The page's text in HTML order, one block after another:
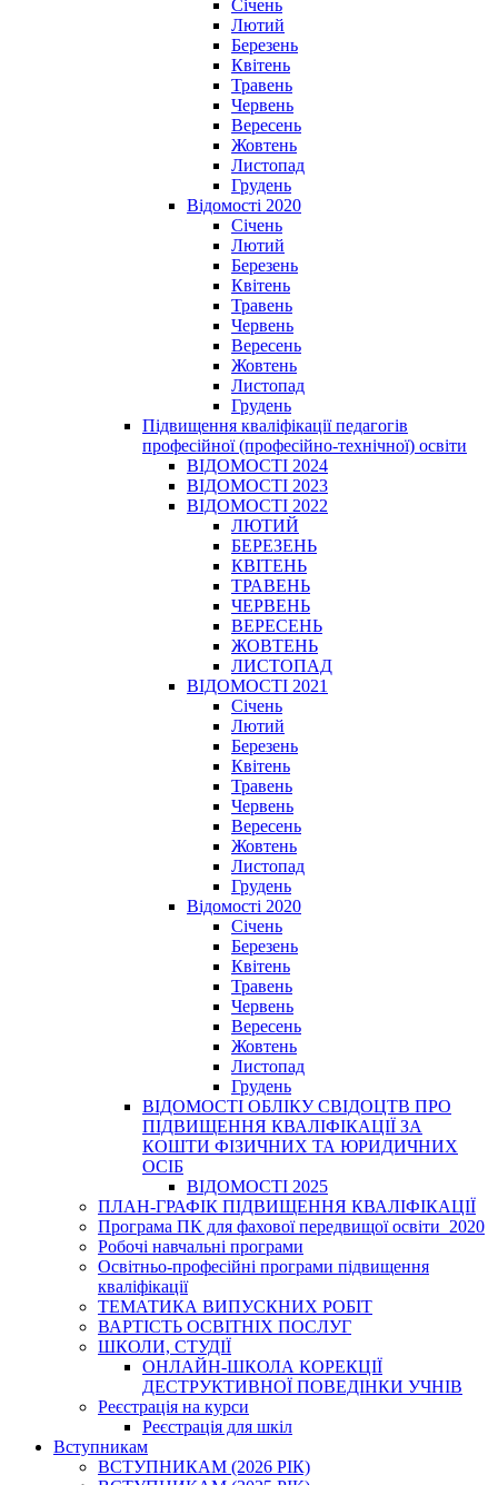
Січень
Лютий
Березень
Квітень
Травень
Червень
Вересень
Жовтень
Листопад
Грудень
Відомості 2020
Січень
Лютий
Березень
Квітень
Травень
Червень
Вересень
Жовтень
Листопад
Грудень
Підвищення кваліфікації педагогів
професійної (професійно-технічної) освіти
ВІДОМОСТІ 2024
ВІДОМОСТІ 2023
ВІДОМОСТІ 2022
ЛЮТИЙ
БЕРЕЗЕНЬ
КВІТЕНЬ
ТРАВЕНЬ
ЧЕРВЕНЬ
ВЕРЕСЕНЬ
ЖОВТЕНЬ
ЛИСТОПАД
ВІДОМОСТІ 2021
Січень
Лютий
Березень
Квітень
Травень
Червень
Вересень
Жовтень
Листопад
Грудень
Відомості 2020
Січень
Березень
Квітень
Травень
Червень
Вересень
Жовтень
Листопад
Грудень
ВІДОМОСТІ ОБЛІКУ СВІДОЦТВ ПРО
ПІДВИЩЕННЯ КВАЛІФІКАЦІЇ ЗА
КОШТИ ФІЗИЧНИХ ТА ЮРИДИЧНИХ
ОСІБ
ВІДОМОСТІ 2025
ПЛАН-ГРАФІК ПІДВИЩЕННЯ КВАЛІФІКАЦІЇ
Програма ПК для фахової передвищої освіти_2020
Робочі навчальні програми
Освітньо-професійні програми підвищення
кваліфікації
ТЕМАТИКА ВИПУСКНИХ РОБІТ
ВАРТІСТЬ ОСВІТНІХ ПОСЛУГ
ШКОЛИ, СТУДІЇ
ОНЛАЙН-ШКОЛА КОРЕКЦІЇ
ДЕСТРУКТИВНОЇ ПОВЕДІНКИ УЧНІВ
Реєстрація на курси
Реєстрація для шкіл
Вступникам
ВСТУПНИКАМ (2026 РІК)